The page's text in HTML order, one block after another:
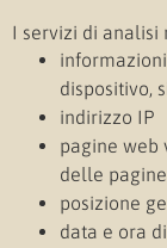
I servizi di analisi
dispositivo,
indirizzo IP
pagine web
delle
posizione
data e ora